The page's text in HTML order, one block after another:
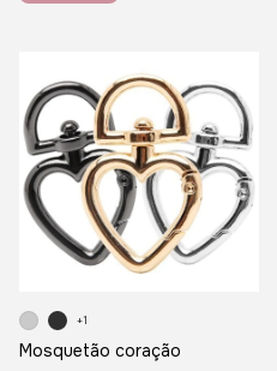
Mosquetão coração
+1